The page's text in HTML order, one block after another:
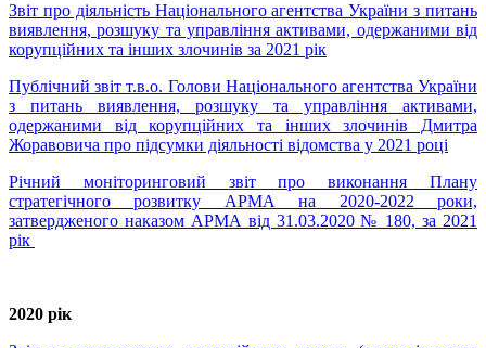
Звіт про діяльність Національного агентства України з питань
виявлення, розшуку та управління активами, одержаними від
корупційних та інших злочинів за 2021 рік
Публічний звіт т.в.о. Голови Національного агентства України
з питань виявлення, розшуку та управління активами,
одержаними від корупційних та інших злочинів Дмитра
Жоравовича про підсумки діяльності відомства у 2021 році
Річний моніторинговий звіт про виконання Плану
стратегічного розвитку АРМА на 2020-2022 роки,
затвердженого наказом АРМА від 31.03.2020 № 180, за 2021
рік
2020 рік